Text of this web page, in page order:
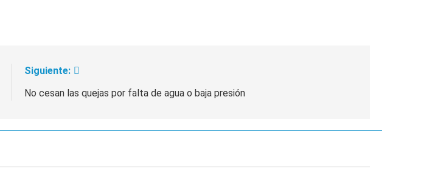
Siguiente:
No cesan las quejas por falta de agua o baja presión